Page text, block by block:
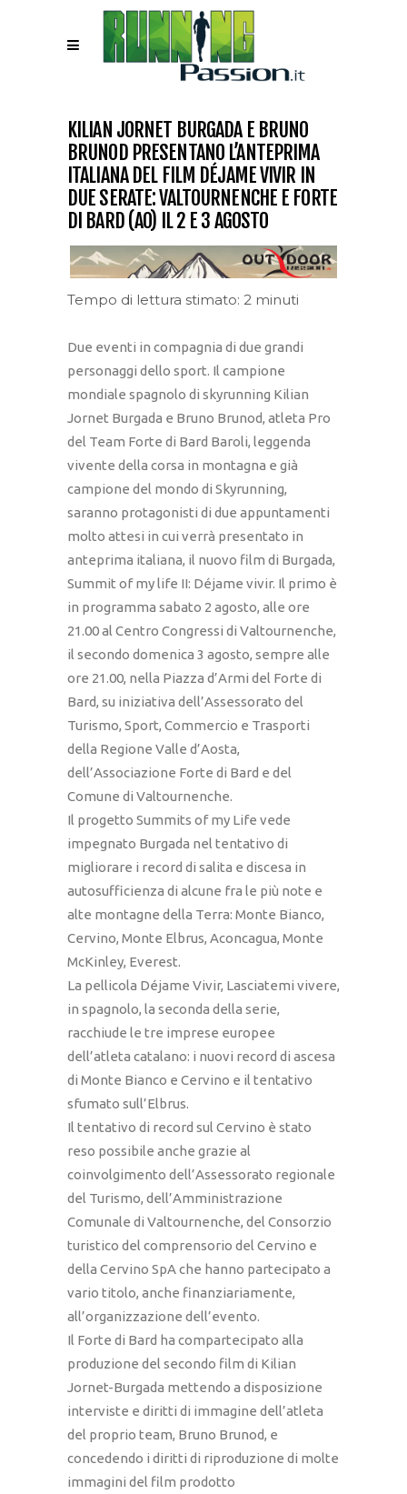
KILIAN JORNET BURGADA E BRUNO
BRUNOD PRESENTANO L’ANTEPRIMA
ITALIANA DEL FILM DÉJAME VIVIR IN
DUE SERATE: VALTOURNENCHE E FORTE
DI BARD (AO) IL 2 E 3 AGOSTO
Tempo di lettura stimato: 2 minuti
Due eventi in compagnia di due grandi
personaggi dello sport. Il campione
mondiale spagnolo di skyrunning Kilian
Jornet Burgada e Bruno Brunod, atleta Pro
del Team Forte di Bard Baroli, leggenda
vivente della corsa in montagna e già
campione del mondo di Skyrunning,
saranno protagonisti di due appuntamenti
molto attesi in cui verrà presentato in
anteprima italiana, il nuovo film di Burgada,
Summit of my life II: Déjame vivir. Il primo è
in programma sabato 2 agosto, alle ore
21.00 al Centro Congressi di Valtournenche,
il secondo domenica 3 agosto, sempre alle
ore 21.00, nella Piazza d’Armi del Forte di
Bard, su iniziativa dell’Assessorato del
Turismo, Sport, Commercio e Trasporti
della Regione Valle d’Aosta,
dell’Associazione Forte di Bard e del
Comune di Valtournenche.
Il progetto Summits of my Life vede
impegnato Burgada nel tentativo di
migliorare i record di salita e discesa in
autosufficienza di alcune fra le più note e
alte montagne della Terra: Monte Bianco,
Cervino, Monte Elbrus, Aconcagua, Monte
McKinley, Everest.
La pellicola Déjame Vivir, Lasciatemi vivere,
in spagnolo, la seconda della serie,
racchiude le tre imprese europee
dell’atleta catalano: i nuovi record di ascesa
di Monte Bianco e Cervino e il tentativo
sfumato sull’Elbrus.
Il tentativo di record sul Cervino è stato
reso possibile anche grazie al
coinvolgimento dell’Assessorato regionale
del Turismo, dell’Amministrazione
Comunale di Valtournenche, del Consorzio
turistico del comprensorio del Cervino e
della Cervino SpA che hanno partecipato a
vario titolo, anche finanziariamente,
all’organizzazione dell’evento.
Il Forte di Bard ha compartecipato alla
produzione del secondo film di Kilian
Jornet-Burgada mettendo a disposizione
interviste e diritti di immagine dell’atleta
del proprio team, Bruno Brunod, e
concedendo i diritti di riproduzione di molte
immagini del film prodotto